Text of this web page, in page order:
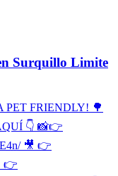
Surquillo Limite
PET FRIENDLY! 🌳
👇 📸👉
🎥 👉
👉